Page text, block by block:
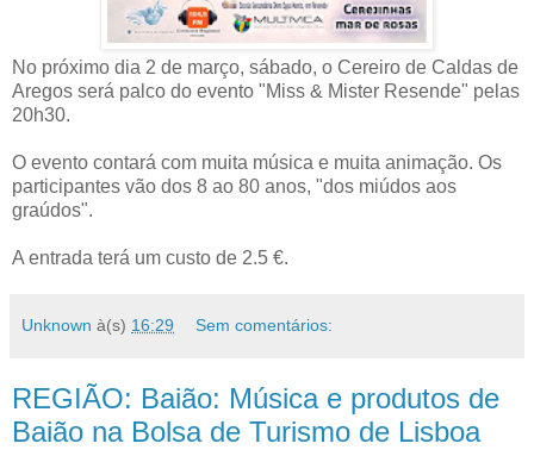
No próximo dia 2 de março, sábado, o Cereiro de Caldas de
Aregos será palco do evento "Miss & Mister Resende" pelas
20h30.
O evento contará com muita música e muita animação. Os
participantes vão dos 8 ao 80 anos, "dos miúdos aos
graúdos".
A entrada terá um custo de 2.5 €.
Unknown à(s) 16:29 Sem comentários:
REGIÃO: Baião: Música e produtos de
Baião na Bolsa de Turismo de Lisboa